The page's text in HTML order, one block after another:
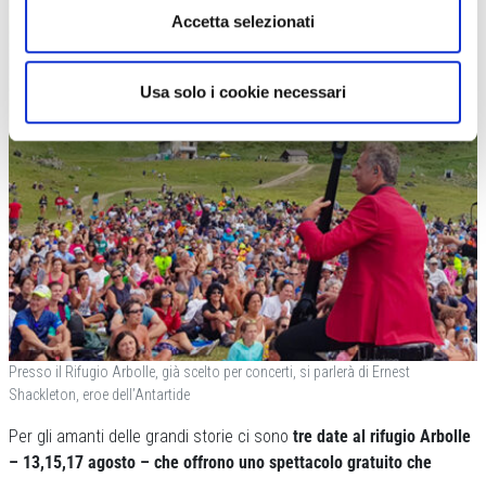
Accetta selezionati
Usa solo i cookie necessari
Presso il Rifugio Arbolle, già scelto per concerti, si parlerà di Ernest
Shackleton, eroe dell’Antartide
Per gli amanti delle grandi storie ci sono tre date al rifugio Arbolle
– 13,15,17 agosto – che offrono uno spettacolo gratuito che